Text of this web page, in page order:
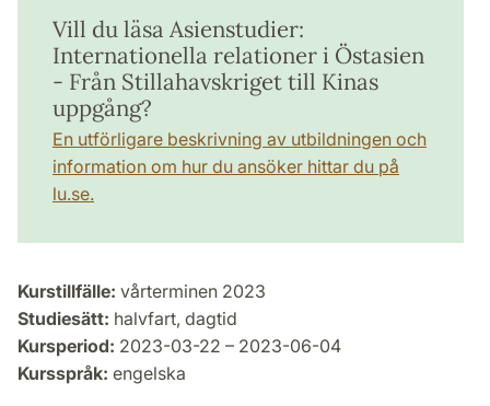
Vill du läsa Asienstudier:
Internationella relationer i Östasien
- Från Stillahavskriget till Kinas
uppgång?
En utförligare beskrivning av utbildningen och
information om hur du ansöker hittar du på
lu.se.
Kurstillfälle: vårterminen 2023
Studiesätt: halvfart, dagtid
Kursperiod: 2023-03-22 – 2023-06-04
Kursspråk: engelska